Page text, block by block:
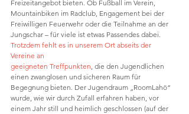
Freizeitangebot bieten. Ob Fußball im Verein,
Mountainbiken im Radclub, Engagement bei der
Freiwilligen Feuerwehr oder die Teilnahme an der
Jungschar – für viele ist etwas Passendes dabei.
Trotzdem fehlt es in unserem Ort abseits der
Vereine an
geeigneten Treffpunkten, die den Jugendlichen
einen zwanglosen und sicheren Raum für
Begegnung bieten. Der Jugendraum „RoomLahö“
wurde, wie wir durch Zufall erfahren haben, vor
einem Jahr still und heimlich geschlossen (auf der